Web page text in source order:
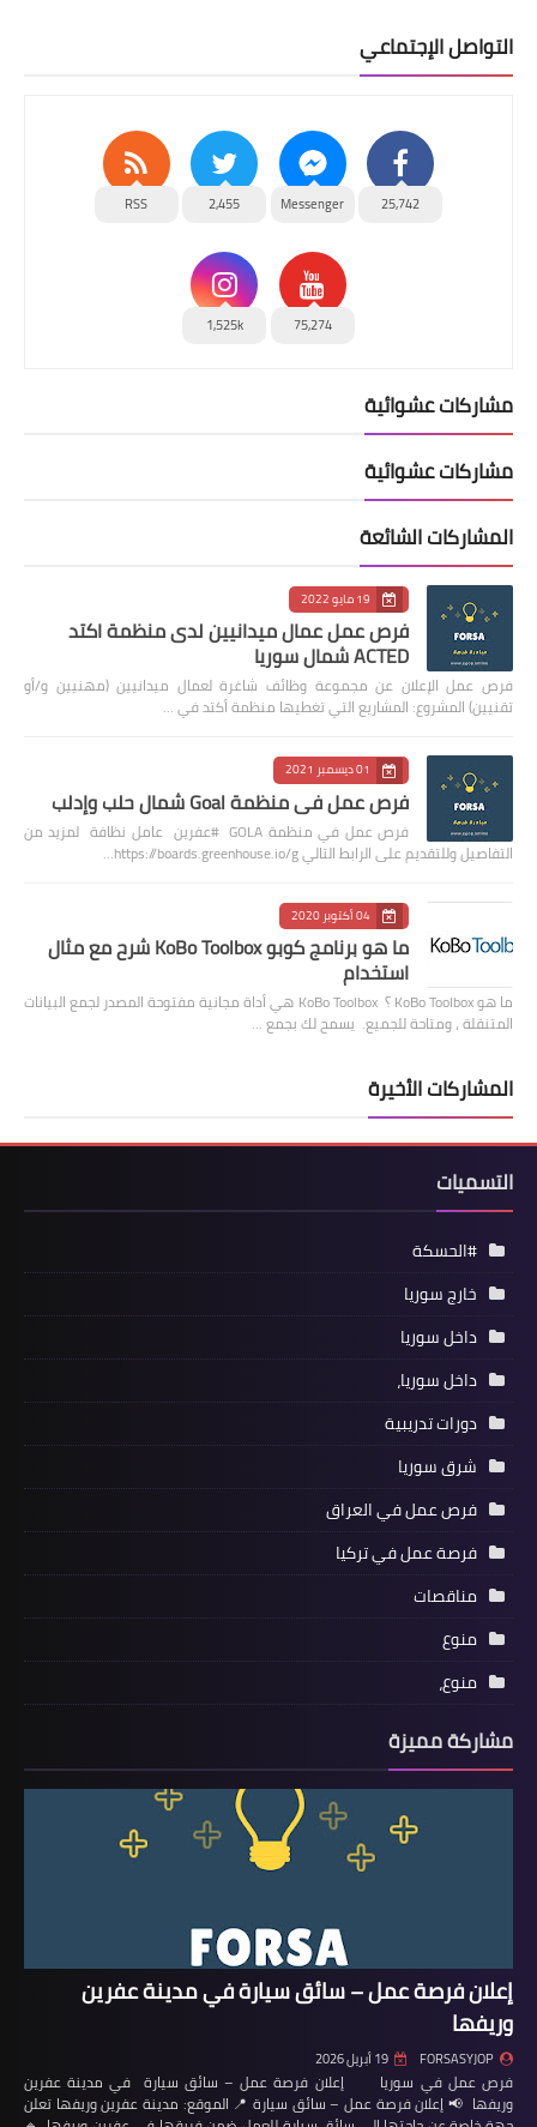
التواصل الإجتماعي
25,742
Messenger
2,455
RSS
75,274
1,525k
مشاركات عشوائية
مشاركات عشوائية
المشاركات الشائعة
19 مايو 2022
فرص عمل عمال ميدانيين لدى منظمة اكتد
ACTED شمال سوريا
فرص عمل الإعلان عن مجموعة وظائف شاغرة لعمال ميدانيين (مهنيين و/أو
تقنيين) المشروع: المشاريع التي تغطيها منظمة أكتد في …
01 ديسمبر 2021
فرص عمل في منظمة Goal شمال حلب وإدلب
فرص عمل في منظمة GOLA #عفرين عامل نظافة لمزيد من
التفاصيل وللتقديم على الرابط التالي https://boards.greenhouse.io/g…
04 أكتوبر 2020
ما هو برنامج كوبو KoBo Toolbox شرح مع مثال
استخدام
ما هو KoBo Toolbox ؟ KoBo Toolbox هي أداة مجانية مفتوحة المصدر لجمع البيانات
المتنقلة ، ومتاحة للجميع. يسمح لك بجمع …
المشاركات الأخيرة
التسميات
#الحسكة
خارج سوريا
داخل سوريا
داخل سوريا،
دورات تدريبية
شرق سوريا
فرص عمل في العراق
فرصة عمل في تركيا
مناقصات
منوع
منوع،
مشاركة مميزة
إعلان فرصة عمل – سائق سيارة في مدينة عفرين
وريفها
FORSASYJOP 19 أبريل 2026
فرص عمل في سوريا إعلان فرصة عمل – سائق سيارة في مدينة عفرين
وريفها 📢 إعلان فرصة عمل – سائق سيارة 📍 الموقع: مدينة عفرين وريفها تعلن